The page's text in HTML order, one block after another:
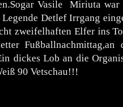
Vasile Miriuta war
Detlef Irrgang
zweifelhaften Elfer ins
dickes Lob an die
90 Vetschau!!!